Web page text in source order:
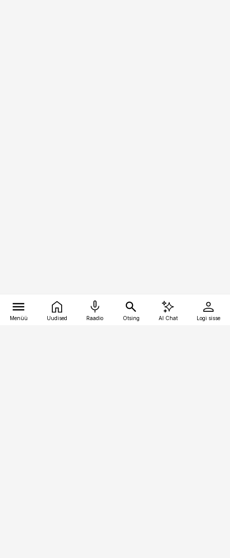
Menüü Uudised Raadio Otsing AI Chat Logi sisse